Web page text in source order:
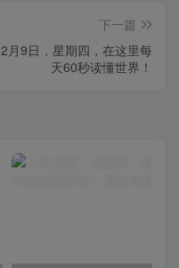
下一篇
2月9日，星期四，在这里每
天60秒读懂世界！